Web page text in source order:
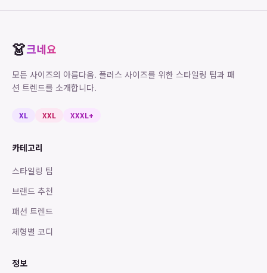
👗크네요
모든 사이즈의 아름다움. 플러스 사이즈를 위한 스타일링 팁과 패
션 트렌드를 소개합니다.
XL XXL XXXL+
카테고리
스타일링 팁
브랜드 추천
패션 트렌드
체형별 코디
정보